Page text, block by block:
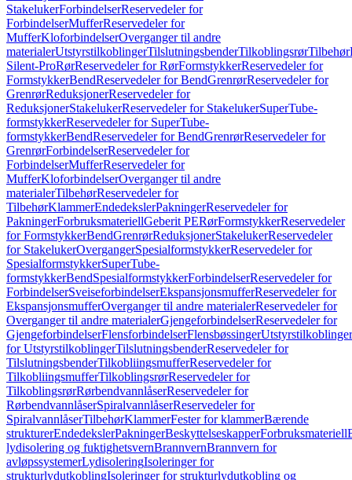
StakelukerForbindelserReservedeler for
ForbindelserMufferReservedeler for
MufferKloforbindelserOverganger til andre
materialerUtstyrstilkoblingerTilslutningsbenderTilkoblingsrørTilbehør
Silent-ProRørReservedeler for RørFormstykkerReservedeler for
FormstykkerBendReservedeler for BendGrenrørReservedeler for
GrenrørReduksjonerReservedeler for
ReduksjonerStakelukerReservedeler for StakelukerSuperTube-
formstykkerReservedeler for SuperTube-
formstykkerBendReservedeler for BendGrenrørReservedeler for
GrenrørForbindelserReservedeler for
ForbindelserMufferReservedeler for
MufferKloforbindelserOverganger til andre
materialerTilbehørReservedeler for
TilbehørKlammerEndedekslerPakningerReservedeler for
PakningerForbruksmateriellGeberit PERørFormstykkerReservedeler
for FormstykkerBendGrenrørReduksjonerStakelukerReservedeler
for StakelukerOvergangerSpesialformstykkerReservedeler for
SpesialformstykkerSuperTube-
formstykkerBendSpesialformstykkerForbindelserReservedeler for
ForbindelserSveiseforbindelserEkspansjonsmufferReservedeler for
EkspansjonsmufferOverganger til andre materialerReservedeler for
Overganger til andre materialerGjengeforbindelserReservedeler for
GjengeforbindelserFlensforbindelserFlensbøssingerUtstyrstilkoblinger
for UtstyrstilkoblingerTilslutningsbenderReservedeler for
TilslutningsbenderTilkobliingsmufferReservedeler for
TilkobliingsmufferTilkoblingsrørReservedeler for
TilkoblingsrørRørbendvannlåserReservedeler for
RørbendvannlåserSpiralvannlåserReservedeler for
SpiralvannlåserTilbehørKlammerFester for klammerBærende
strukturerEndedekslerPakningerBeskyttelseskapperForbruksmateriell
lydisolering og fuktighetsvernBrannvernBrannvern for
avløpssystemerLydisoleringIsoleringer for
strukturlydutkoblingIsoleringer for strukturlydutkobling og